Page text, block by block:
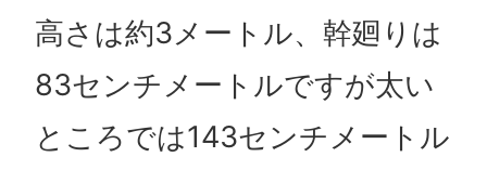
高さは約3メートル、幹廻りは
83センチメートルですが太い
ところでは143センチメートル